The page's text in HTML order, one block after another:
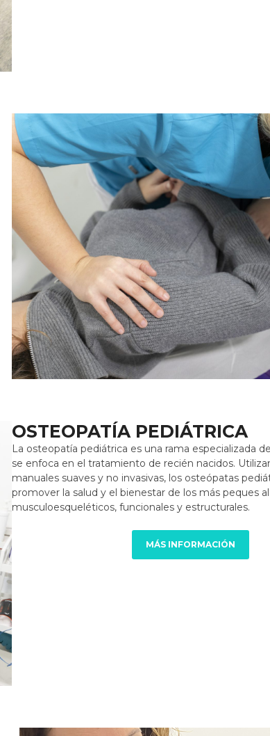
OSTEOPATÍA PEDIÁTRICA
La osteopatía pediátrica es una rama especializada
se enfoca en el tratamiento de recién nacidos.
manuales suaves y no invasivas, los osteópatas
promover la salud y el bienestar de los más peques
musculoesqueléticos, funcionales y estructurales.
MÁS INFORMACIÓN